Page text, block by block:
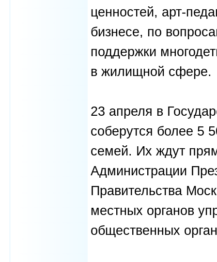
ценностей, арт-
бизнесе, по
поддержки
в жилищной сфере.
23 апреля в
соберутся более 5
семей. Их ждут
Администрации
Правительства
местных органов
общественных